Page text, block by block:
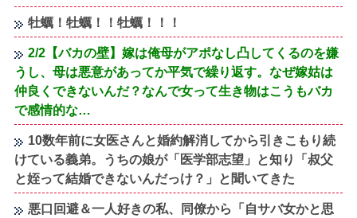
牡蠣！牡蠣！！牡蠣！！！
2/2【バカの壁】嫁は俺母がアポなし凸してくるのを嫌
うし、母は悪意があってか平気で繰り返す。なぜ嫁姑は
仲良くできないんだ？なんで女って生き物はこうもバカ
で感情的な…
10数年前に女医さんと婚約解消してから引きこもり続
けている義弟。うちの娘が「医学部志望」と知り「叔父
と姪って結婚できないんだっけ？」と聞いてきた
悪口回避＆一人好きの私、同僚から「自サバ女かと思